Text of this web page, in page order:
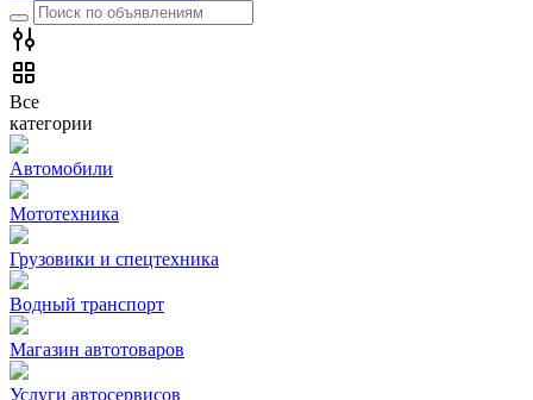
Все
категории
Автомобили
Мототехника
Грузовики и спецтехника
Водный транспорт
Магазин автотоваров
Услуги автосервисов